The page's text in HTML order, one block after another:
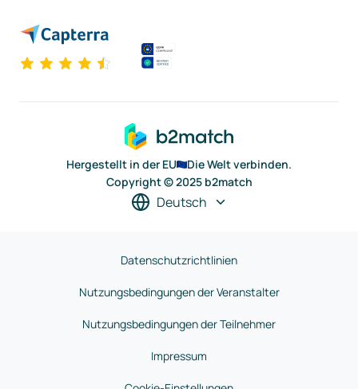
Hergestellt in der EU
Die Welt verbinden.
Copyright © 2025 b2match
Deutsch
Datenschutzrichtlinien
Nutzungsbedingungen der Veranstalter
Nutzungsbedingungen der Teilnehmer
Impressum